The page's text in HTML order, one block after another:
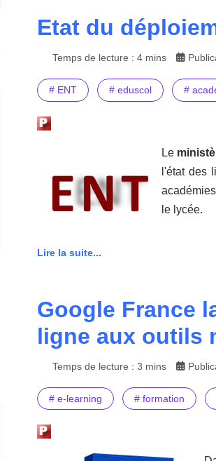
Etat du
Temps de lecture : 4 mins
# ENT # eduscol #
Le
l'état des
le lycée.
Lire la suite...
Google France
ligne aux outils
Temps de lecture : 3 mins
# e-learning # formation